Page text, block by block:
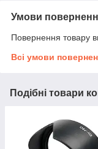
Умови
Повернення товару
Всі умови
Подібні товари